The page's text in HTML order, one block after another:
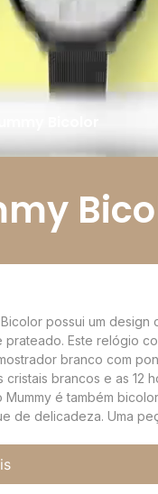
possui um
Este relógio
branco com
brancos e as 12
é também
de delicadeza. Uma